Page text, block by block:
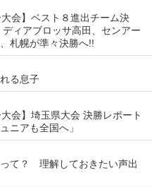
会】ベスト８進出チーム決
ィアブロッサ高田、センアー
札幌が準々決勝へ!!
る息子
会】埼玉県大会 決勝レポート
ニアも全国へ」
て？ 理解しておきたい声出